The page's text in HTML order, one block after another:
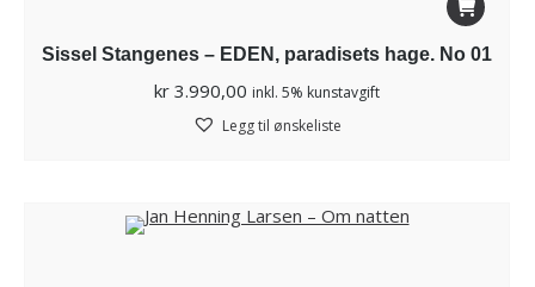
Sissel Stangenes – EDEN, paradisets hage. No 01
kr 3.990,00 inkl. 5% kunstavgift
Legg til ønskeliste